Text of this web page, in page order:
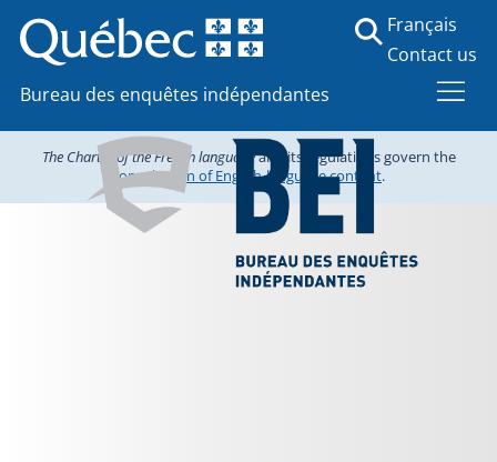
Bureau des enquêtes indépendantes
Français
Contact us
The Charter of the French languageand its regulations govern the
consultation of English-language content.